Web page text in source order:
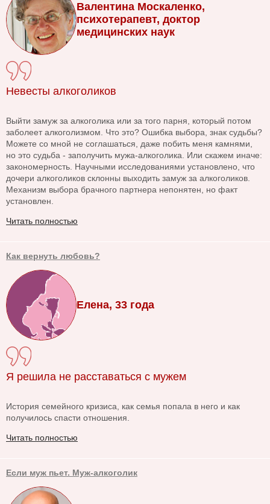
Валентина Москаленко,
психотерапевт, доктор
медицинских наук
Невесты алкоголиков
Выйти замуж за алкоголика или за того парня, который потом
заболеет алкоголизмом. Что это? Ошибка выбора, знак судьбы?
Можете со мной не соглашаться, даже побить меня камнями,
но это судьба - заполучить мужа-алкоголика. Или скажем иначе:
закономерность. Научными исследованиями установлено, что
дочери алкоголиков склонны выходить замуж за алкоголиков.
Механизм выбора брачного партнера непонятен, но факт
установлен.
Читать полностью
Как вернуть любовь?
Елена, 33 года
Я решила не расставаться с мужем
История семейного кризиса, как семья попала в него и как
получилось спасти отношения.
Читать полностью
Если муж пьет. Муж-алкоголик